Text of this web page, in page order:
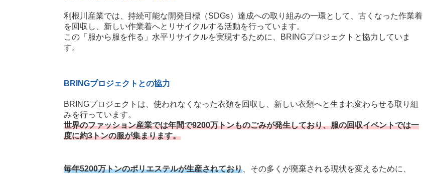
利根川産業では、持続可能な開発目標（SDGs）達成への取り組みの一環として、古くなった作業着
を回収し、新しい作業着へとリサイクルする活動を行っています。
この「服から服を作る」水平リサイクルを実現するために、BRINGプロジェクトと協力していま
す。
BRINGプロジェクトとの協力
BRINGプロジェクトは、使われなくなった衣類を回収し、新しい衣類へと生まれ変わらせる取り組
みを行っています。
世界のファッション産業では年間で9200万トンものごみが発生しており、服の回収イベントでは一
度に約3トンの服が集まります。
毎年5200万トンのポリエステルが生産されており 、その多くが廃棄される現状を変えるために、